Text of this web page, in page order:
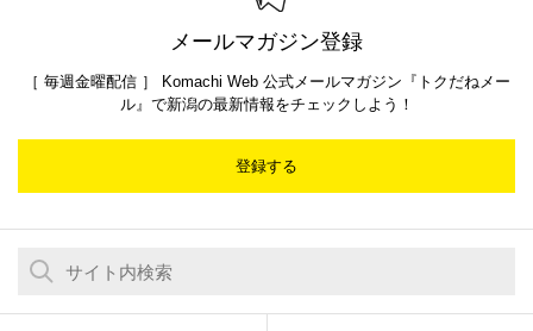
メールマガジン登録
［ 毎週金曜配信 ］ Komachi Web 公式メールマガジン『トクだねメー
ル』で新潟の最新情報をチェックしよう！
登録する